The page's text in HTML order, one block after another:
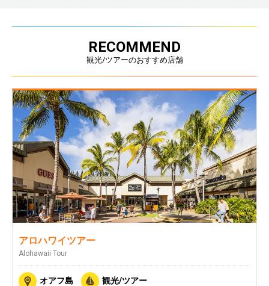
RECOMMEND
観光/ツアーのおすすめ店舗
アロハワイツアー
Alohawaii Tour
オアフ島 観光/ツアー